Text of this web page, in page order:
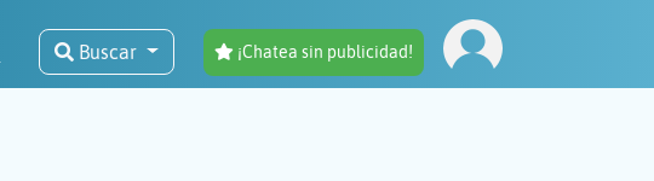
Buscar ¡Chatea sin publicidad!